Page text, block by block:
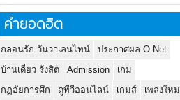
คำยอดฮิต
กลอนรัก วันวาเลนไทน์
ประกาศผล O-Net
บ้านเดี่ยว รังสิต
Admission
เกม
กฏอัยการศึก
ดูทีวีออนไลน์ เกมส์
เพลงใหม่